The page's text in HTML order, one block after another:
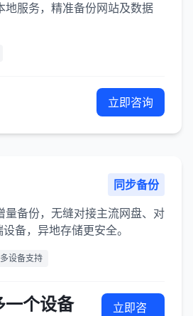
地服务，精准备份网站及数据
立即咨询
同步备份
量备份，无缝对接主流网盘、对
备，异地存储更安全。
多设备支持
个设备
立即咨